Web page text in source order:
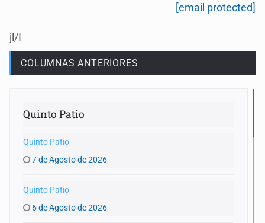
[email protected]
jl/I
COLUMNAS ANTERIORES
Quinto Patio
Quinto Patio
7 de Agosto de 2026
Quinto Patio
6 de Agosto de 2026